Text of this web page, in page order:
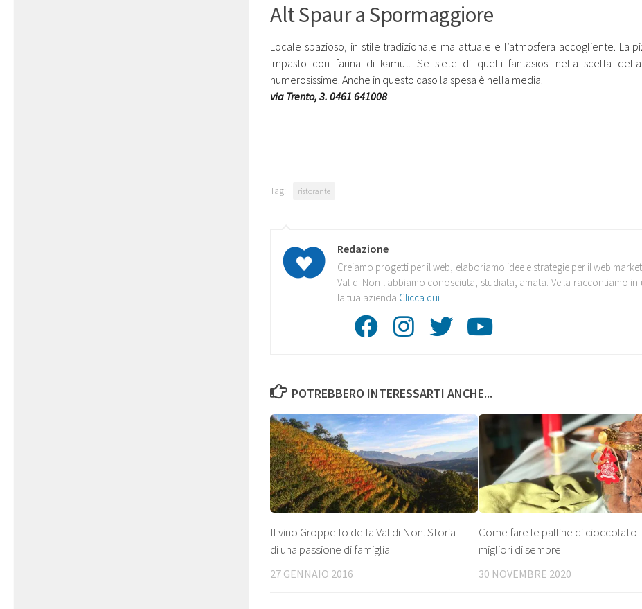
Alt Spaur a Spormaggiore
Locale spazioso, in stile tradizionale ma attuale e l’atmosfera accogliente. La
impasto con farina di kamut. Se siete di quelli fantasiosi nella scelta
numerosissime. Anche in questo caso la spesa è nella media.
via Trento, 3. 0461 641008
Tag: ristorante
Redazione
Creiamo progetti per il web, elaboriamo idee e strategie per il web
Val di Non l'abbiamo conosciuta, studiata, amata. Ve la raccontiamo
la tua azienda Clicca qui
Facebook
Instagram
Twitter
POTREBBERO INTERESSARTI ANCHE...
Il vino Groppello della Val di Non. Storia
di una passione di famiglia
27 GENNAIO 2016
Come fare le palline di cioccolato
migliori di sempre
30 NOVEMBRE 2020